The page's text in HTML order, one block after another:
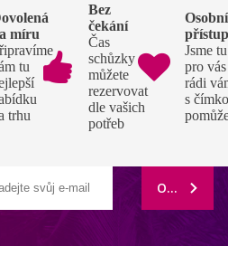
míru
tu
trhu
Bez
čekání
Čas
schůzky si
můžete
rezervovat
dle vašich
potřeb
Osobní
Jsme tu
pro
rádi
s
ODEBÍRAT